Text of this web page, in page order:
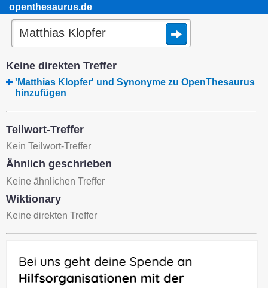
openthesaurus.de
Keine direkten Treffer
'Matthias Klopfer' und Synonyme zu OpenThesaurus
hinzufügen
Teilwort-Treffer
Kein Teilwort-Treffer
Ähnlich geschrieben
Keine ähnlichen Treffer
Wiktionary
Keine direkten Treffer